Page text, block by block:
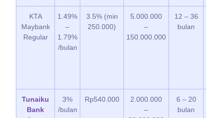
KTA
Maybank
Regular
1.49%
–
1.79%
/bulan
3.5% (min
250.000)
5.000.000
–
150.000.000
12 – 36
bulan
Tunaiku
Bank
3%
/bulan
Rp540.000
2.000.000
–
6 – 20
bulan